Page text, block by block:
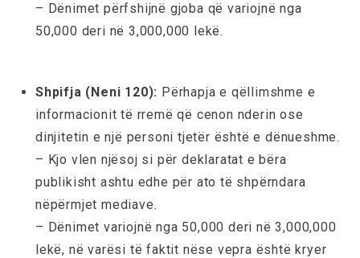
– Dënimet përfshijnë gjoba që variojnë nga
50,000 deri në 3,000,000 lekë.
Shpifja (Neni 120): Përhapja e qëllimshme e
informacionit të rremë që cenon nderin ose
dinjitetin e një personi tjetër është e dënueshme.
– Kjo vlen njësoj si për deklaratat e bëra
publikisht ashtu edhe për ato të shpërndara
nëpërmjet mediave.
– Dënimet variojnë nga 50,000 deri në 3,000,000
lekë, në varësi të faktit nëse vepra është kryer